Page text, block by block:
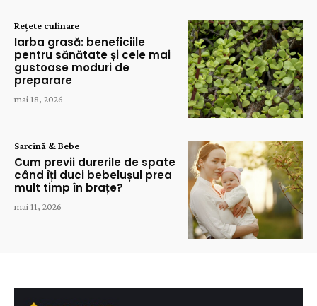
Rețete culinare
Iarba grasă: beneficiile
pentru sănătate și cele mai
gustoase moduri de
preparare
mai 18, 2026
Sarcină & Bebe
Cum previi durerile de spate
când îți duci bebelușul prea
mult timp în brațe?
mai 11, 2026